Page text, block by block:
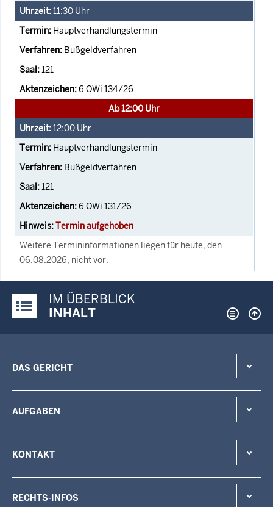
11:30 Uhr
Hauptverhandlungstermin
Bußgeldverfahren
121
6 OWi 134/26
Ab 12:00 Uhr
12:00 Uhr
Hauptverhandlungstermin
Bußgeldverfahren
121
6 OWi 131/26
Termin aufgehoben
Weitere Termininformationen liegen für heute, den
06.08.2026, nicht vor.
Justiz-Portal im Überblick:
IM ÜBERBLICK
INHALT
DAS GERICHT
AUFGABEN
KONTAKT
RECHTS-INFOS